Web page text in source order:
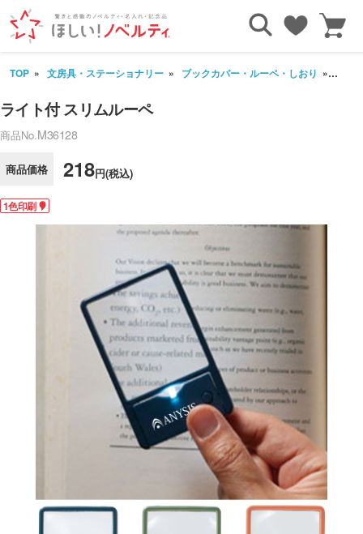
TOP 文房具・ステーショナリー ブックカバー・ルーペ・しおり ライ
ライト付 スリムルーペ
商品No.M36128
商品価格 218円(税込)
1色印刷